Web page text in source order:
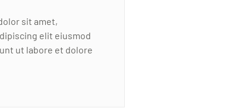
sit amet,
elit eiusmod
ut labore et dolore